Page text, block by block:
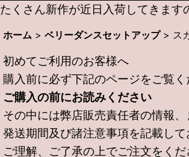
たくさん新作が近日入荷してきま
ホーム > ベリーダンスセットアップ > ス
初めてご利用のお客様へ
購入前に必ず下記のページをご覧く
ご購入の前にお読みください
その中には弊店販売責任者の情報
発送期間及び諸注意事項を記載して
ご理解、ご了承の上でご注文をくだ